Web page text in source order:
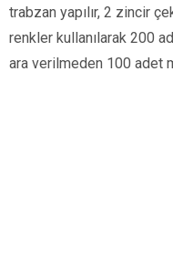
trabzan yapılır, 2 zincir
renkler kullanılarak 200
ara verilmeden 100 adet